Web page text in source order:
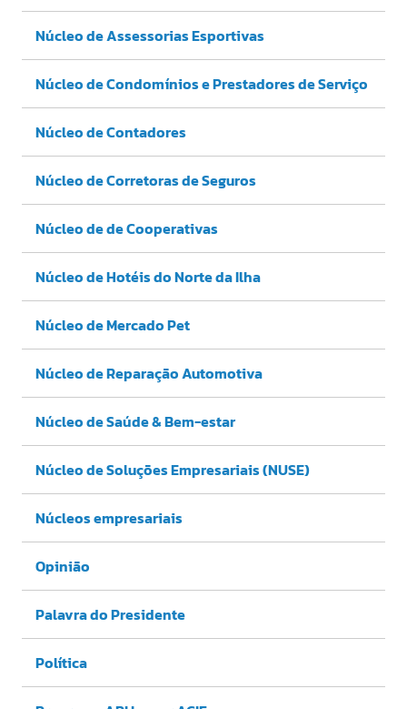
Núcleo de Assessorias Esportivas
Núcleo de Condomínios e Prestadores de Serviço
Núcleo de Contadores
Núcleo de Corretoras de Seguros
Núcleo de de Cooperativas
Núcleo de Hotéis do Norte da Ilha
Núcleo de Mercado Pet
Núcleo de Reparação Automotiva
Núcleo de Saúde & Bem-estar
Núcleo de Soluções Empresariais (NUSE)
Núcleos empresariais
Opinião
Palavra do Presidente
Política